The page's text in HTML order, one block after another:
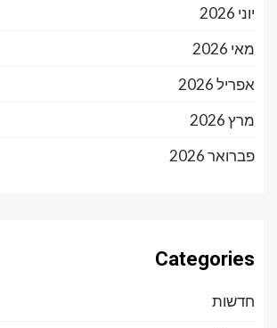
יוני 2026
מאי 2026
אפריל 2026
מרץ 2026
פברואר 2026
Categories
חדשות